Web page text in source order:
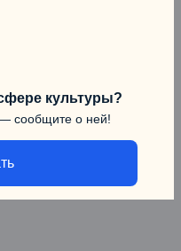
культуры?
сообщите о ней!